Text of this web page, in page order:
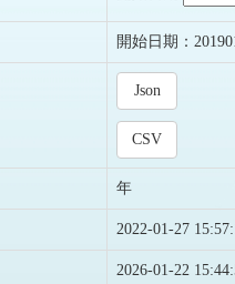
開始日期：
Json
CSV
年
2022-01-27
2026-01-22